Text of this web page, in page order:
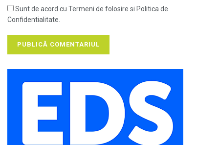
Sunt de acord cu Termeni de folosire si Politica de
Confidentialitate.